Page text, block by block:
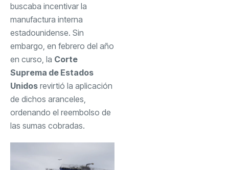
buscaba incentivar la
manufactura interna
estadounidense. Sin
embargo, en febrero del año
en curso, la Corte
Suprema de Estados
Unidos revirtió la aplicación
de dichos aranceles,
ordenando el reembolso de
las sumas cobradas.